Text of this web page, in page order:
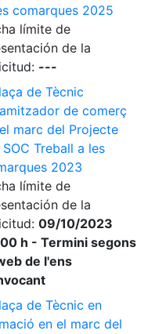
comarques 2025
límite de
de la
---
de Tècnic
de comerç
marc del Projecte
Treball a les
2023
límite de
de la
09/10/2023
h - Termini segons
de l'ens
de Tècnic en
en el marc del